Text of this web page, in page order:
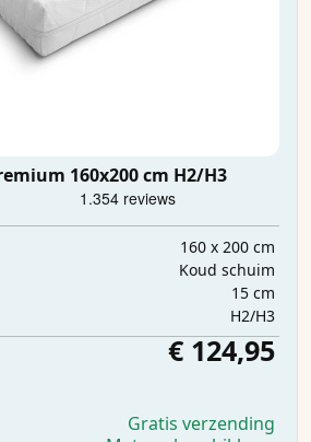
160x200 cm H2/H3
160 x 200 cm
Koud schuim
15 cm
H2/H3
€ 124,95
Gratis verzending